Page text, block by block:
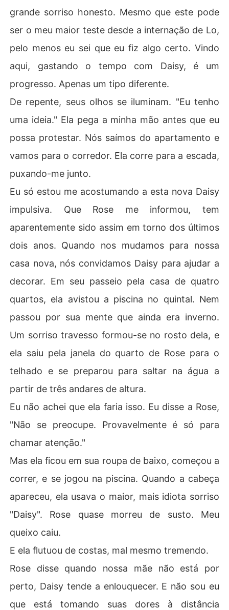
grande sorriso honesto. Mesmo que este pode
ser o meu maior teste desde a internação de Lo,
pelo menos eu sei que eu fiz algo certo. Vindo
aqui, gastando o tempo com Daisy, é um
progresso. Apenas um tipo diferente.
De repente, seus olhos se iluminam. "Eu tenho
uma ideia." Ela pega a minha mão antes que eu
possa protestar. Nós saímos do apartamento e
vamos para o corredor. Ela corre para a escada,
puxando-me junto.
Eu só estou me acostumando a esta nova Daisy
impulsiva. Que Rose me informou, tem
aparentemente sido assim em torno dos últimos
dois anos. Quando nos mudamos para nossa
casa nova, nós convidamos Daisy para ajudar a
decorar. Em seu passeio pela casa de quatro
quartos, ela avistou a piscina no quintal. Nem
passou por sua mente que ainda era inverno.
Um sorriso travesso formou-se no rosto dela, e
ela saiu pela janela do quarto de Rose para o
telhado e se preparou para saltar na água a
partir de três andares de altura.
Eu não achei que ela faria isso. Eu disse a Rose,
"Não se preocupe. Provavelmente é só para
chamar atenção."
Mas ela ficou em sua roupa de baixo, começou a
correr, e se jogou na piscina. Quando a cabeça
apareceu, ela usava o maior, mais idiota sorriso
"Daisy". Rose quase morreu de susto. Meu
queixo caiu.
E ela flutuou de costas, mal mesmo tremendo.
Rose disse quando nossa mãe não está por
perto, Daisy tende a enlouquecer. E não sou eu
que está tomando suas dores à distância